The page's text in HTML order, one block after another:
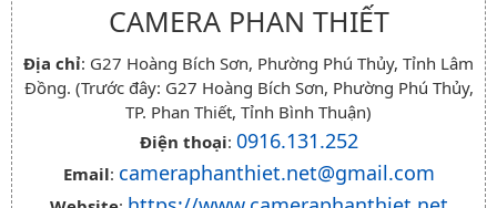
CAMERA PHAN THIẾT
Địa chỉ: G27 Hoàng Bích Sơn, Phường Phú Thủy, Tỉnh Lâm
Đồng. (Trước đây: G27 Hoàng Bích Sơn, Phường Phú Thủy,
TP. Phan Thiết, Tỉnh Bình Thuận)
Điện thoại: 0916.131.252
Email: cameraphanthiet.net@gmail.com